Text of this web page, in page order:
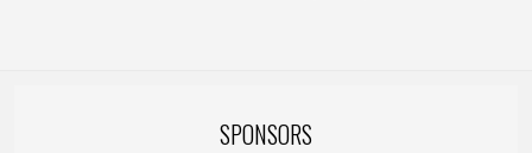
SPONSORS